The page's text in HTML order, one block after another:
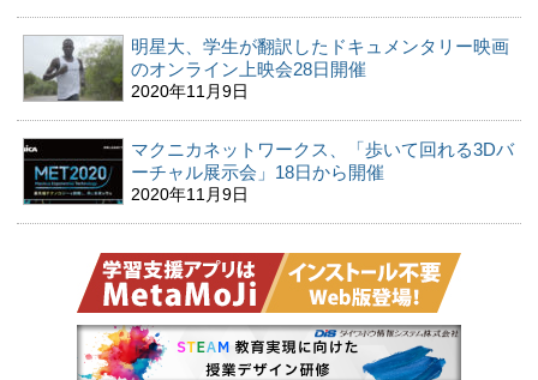
明星大、学生が翻訳したドキュメンタリー映画
のオンライン上映会28日開催
2020年11月9日
マクニカネットワークス、「歩いて回れる3Dバ
ーチャル展示会」18日から開催
2020年11月9日